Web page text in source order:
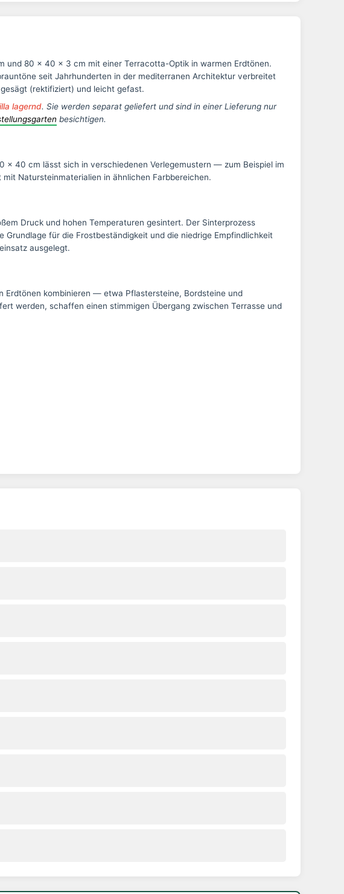
und 80 × 40 x 3 cm mit einer Terracotta-Optik in warmen Erdtönen.
seit Jahrhunderten in der mediterranen Architektur verbreitet
(rektifiziert) und leicht gefast.
lagernd. Sie werden separat geliefert und sind in einer Lieferung nur
besichtigen.
× 40 cm lässt sich in verschiedenen Verlegemustern — zum Beispiel im
Natursteinmaterialien in ähnlichen Farbbereichen.
Druck und hohen Temperaturen gesintert. Der Sinterprozess
für die Frostbeständigkeit und die niedrige Empfindlichkeit
ausgelegt.
Erdtönen kombinieren — etwa Pflastersteine, Bordsteine und
werden, schaffen einen stimmigen Übergang zwischen Terrasse und